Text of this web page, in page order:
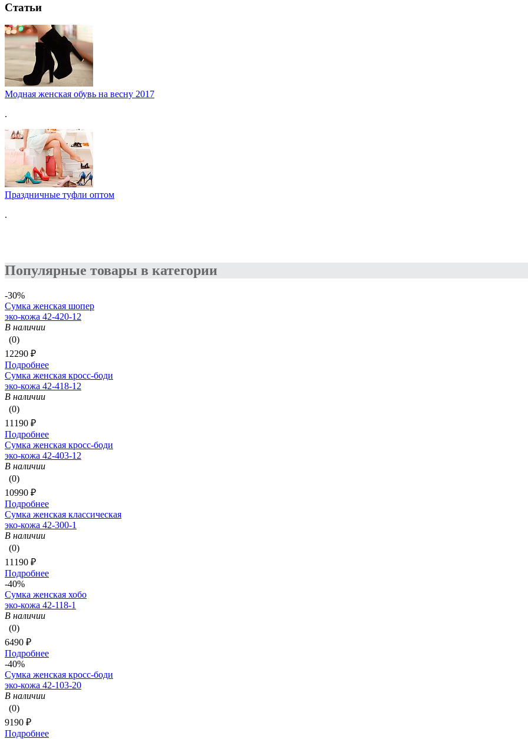
Статьи
Модная женская обувь на весну 2017
.
Праздничные туфли оптом
.
Популярные товары в категории
-30%
Сумка женская шопер
эко-кожа 42-420-12
В наличии
(0)
12290 ₽
Подробнее
Сумка женская кросс-боди
эко-кожа 42-418-12
В наличии
(0)
11190 ₽
Подробнее
Сумка женская кросс-боди
эко-кожа 42-403-12
В наличии
(0)
10990 ₽
Подробнее
Сумка женская классическая
эко-кожа 42-300-1
В наличии
(0)
11190 ₽
Подробнее
-40%
Сумка женская хобо
эко-кожа 42-118-1
В наличии
(0)
6490 ₽
Подробнее
-40%
Сумка женская кросс-боди
эко-кожа 42-103-20
В наличии
(0)
9190 ₽
Подробнее